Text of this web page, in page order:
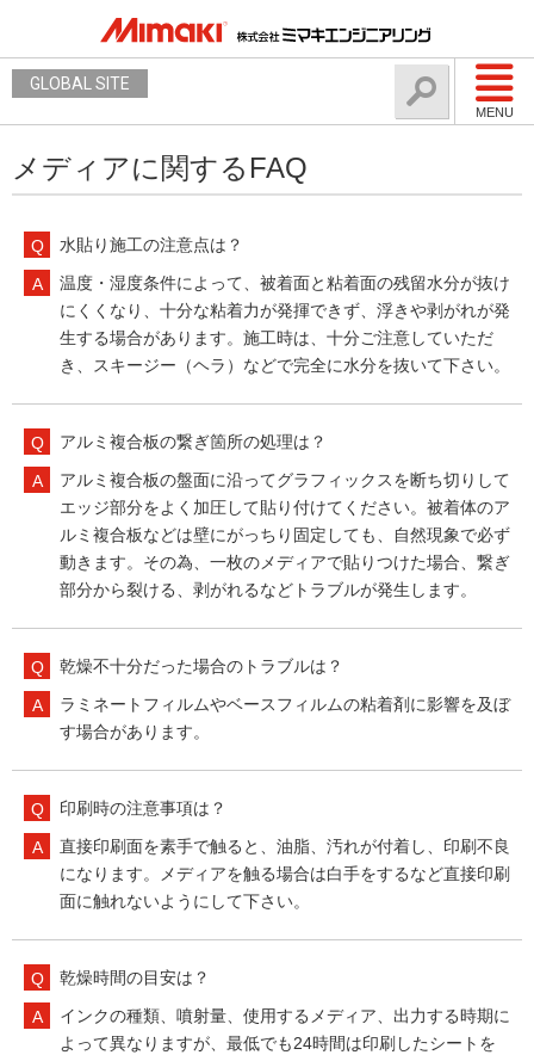
MENU
GLOBAL SITE
メディアに関するFAQ
水貼り施工の注意点は？
温度・湿度条件によって、被着面と粘着面の残留水分が抜け
にくくなり、十分な粘着力が発揮できず、浮きや剥がれが発
生する場合があります。施工時は、十分ご注意していただ
き、スキージー（ヘラ）などで完全に水分を抜いて下さい。
アルミ複合板の繋ぎ箇所の処理は？
アルミ複合板の盤面に沿ってグラフィックスを断ち切りして
エッジ部分をよく加圧して貼り付けてください。被着体のア
ルミ複合板などは壁にがっちり固定しても、自然現象で必ず
動きます。その為、一枚のメディアで貼りつけた場合、繋ぎ
部分から裂ける、剥がれるなどトラブルが発生します。
乾燥不十分だった場合のトラブルは？
ラミネートフィルムやベースフィルムの粘着剤に影響を及ぼ
す場合があります。
印刷時の注意事項は？
直接印刷面を素手で触ると、油脂、汚れが付着し、印刷不良
になります。メディアを触る場合は白手をするなど直接印刷
面に触れないようにして下さい。
乾燥時間の目安は？
インクの種類、噴射量、使用するメディア、出力する時期に
よって異なりますが、最低でも24時間は印刷したシートを